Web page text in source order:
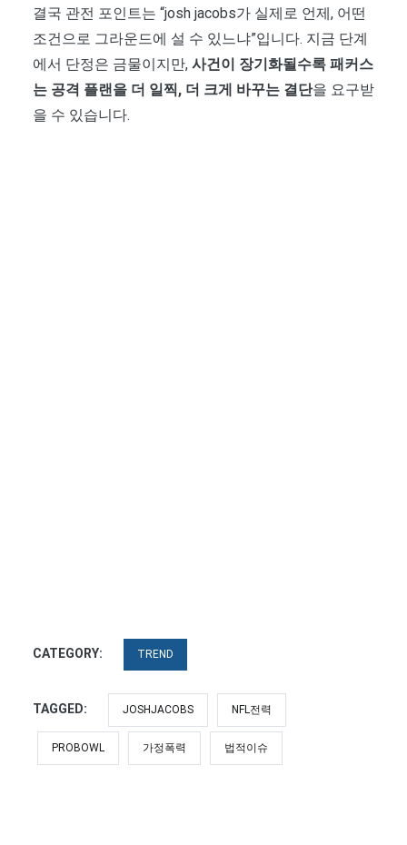
결국 관전 포인트는 “josh jacobs가 실제로 언제, 어떤
조건으로 그라운드에 설 수 있느냐”입니다. 지금 단계
에서 단정은 금물이지만, 사건이 장기화될수록 패커스
는 공격 플랜을 더 일찍, 더 크게 바꾸는 결단을 요구받
을 수 있습니다.
CATEGORY: TREND
TAGGED: JOSHJACOBS NFL전력
PROBOWL 가정폭력 법적이슈